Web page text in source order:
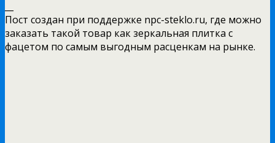
Пост создан при поддержке npc-steklo.ru, где можно
заказать такой товар как зеркальная плитка с
фацетом по самым выгодным расценкам на рынке.